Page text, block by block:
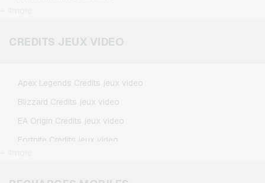
Kennzeichengenerator Cartes cadeaux
CREDITS JEUX VIDEO
Apex Legends Credits jeux video
Blizzard Credits jeux video
EA Origin Credits jeux video
Fortnite Credits jeux video
Minecraft Credits jeux video